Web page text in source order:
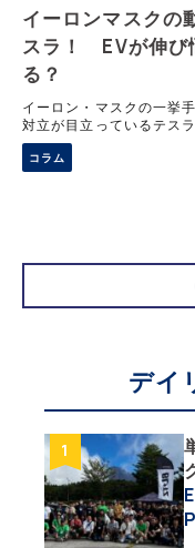
イーロンマスクの
スラ！ EVが伸び
る？
イーロン・マスクの一挙
対立が目立っているテス
景などもあってか、最近
うな進路を歩むのか注目
コラム
デイ